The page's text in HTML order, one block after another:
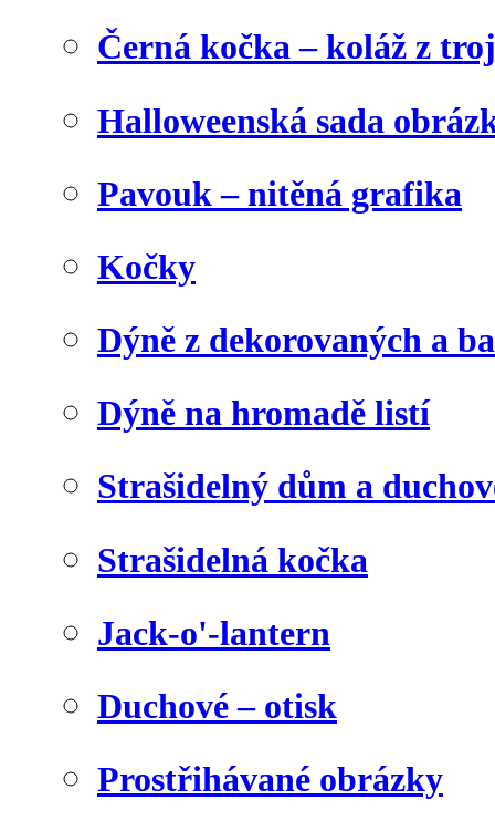
Černá kočka – koláž z
Halloweenská sada
Pavouk – nitěná grafika
Kočky
Dýně z dekorovaných a
Dýně na hromadě listí
Strašidelný dům a
Strašidelná kočka
Jack-o'-lantern
Duchové – otisk
Prostřihávané obrázky